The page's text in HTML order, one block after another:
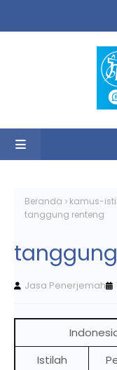
Beranda
kamus-
tanggung renteng
Jasa Penerjemah
Istilah